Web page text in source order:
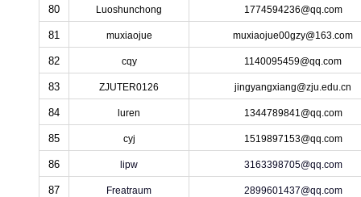
80 Luoshunchong 1774594236@qq.com
81 muxiaojue muxiaojue00gzy@163.com
82 cqy 1140095459@qq.com
83 ZJUTER0126 jingyangxiang@zju.edu.cn
84 luren 1344789841@qq.com
85 cyj 1519897153@qq.com
86 lipw 3163398705@qq.com
87 Freatraum 2899601437@qq.com